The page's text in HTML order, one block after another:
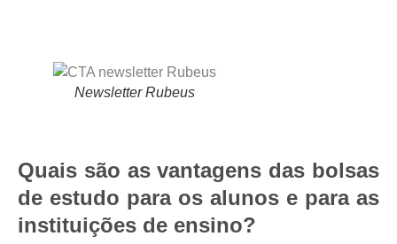
Newsletter Rubeus
Quais são as vantagens das bolsas
de estudo para os alunos e para as
instituições de ensino?